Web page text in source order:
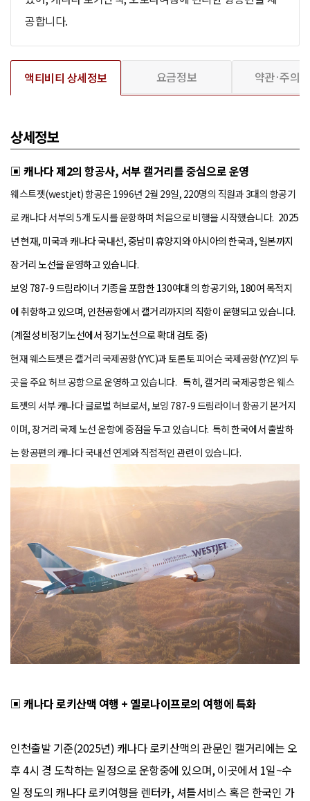
공합니다.
액티비티 상세정보 요금정보 약관·주의
상세정보
▣캐나다 제2의 항공사, 서부 캘거리를 중심으로 운영
웨스트젯(westjet) 항공은1996년 2월 29일, 220명의 직원과 3대의 항공기
로 캐나다 서부의 5개 도시를 운항하며 처음으로 비행을 시작했습니다. 2025
년 현재, 미국과 캐나다 국내선, 중남미 휴양지와 아시아의 한국과, 일본까지
장거리 노선을 운영하고 있습니다.
보잉 787-9 드림라이너 기종을 포함한 130여대 의 항공기와, 180여 목적지
에 취항하고 있으며, 인천공항에서 캘거리까지의 직항이 운행되고 있습니다.
(계절성 비정기노선에서 정기노선으로 확대 검토 중)
현재 웨스트젯은 캘거리 국제공항(YYC)과 토론토 피어슨 국제공항(YYZ)의 두
곳을 주요 허브 공항으로 운영하고 있습니다. 특히,캘거리 국제공항은 웨스
트젯의 서부 캐나다 글로벌 허브로서, 보잉 787-9 드림라이너 항공기 본거지
이며, 장거리 국제 노선 운항에 중점을 두고 있습니다. 특히 한국에서 출발하
는 항공편의 캐나다 국내선 연계와 직접적인 관련이 있습니다.
▣캐나다 로키산맥 여행 + 옐로나이프로의 여행에 특화
인천출발 기준(2025년) 캐나다 로키산맥의 관문인 캘거리에는 오
후 4시 경 도착하는 일정으로 운항중에 있으며, 이곳에서 1일~수
일 정도의 캐나다 로키여행을 렌터카, 셔틀서비스 혹은 한국인 가